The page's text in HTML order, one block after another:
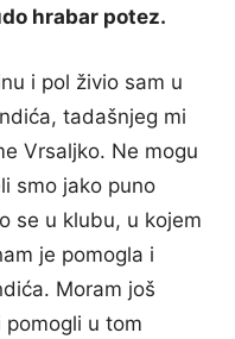
hrabar potez.
i pol živio sam u
tadašnjeg mi
Vrsaljko. Ne mogu
smo jako puno
se u klubu, u kojem
je pomogla i
Moram još
u tom